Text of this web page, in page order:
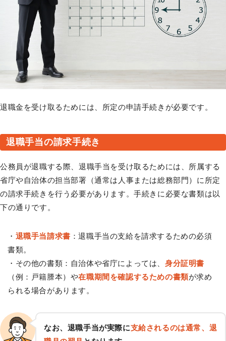
退職金を受け取るためには、所定の申請手続きが必要です。
退職手当の請求手続き
公務員が退職する際、退職手当を受け取るためには、所属する
省庁や自治体の担当部署（通常は人事または総務部門）に所定
の請求手続きを行う必要があります。手続きに必要な書類は以
下の通りです。
・ 退職手当請求書 ：退職手当の支給を請求するための必須
書類。
・その他の書類：自治体や省庁によっては、 身分証明書
（例：戸籍謄本）や在職期間を確認するための書類が求め
られる場合があります。
なお、退職手当が実際に支給されるのは通常、退